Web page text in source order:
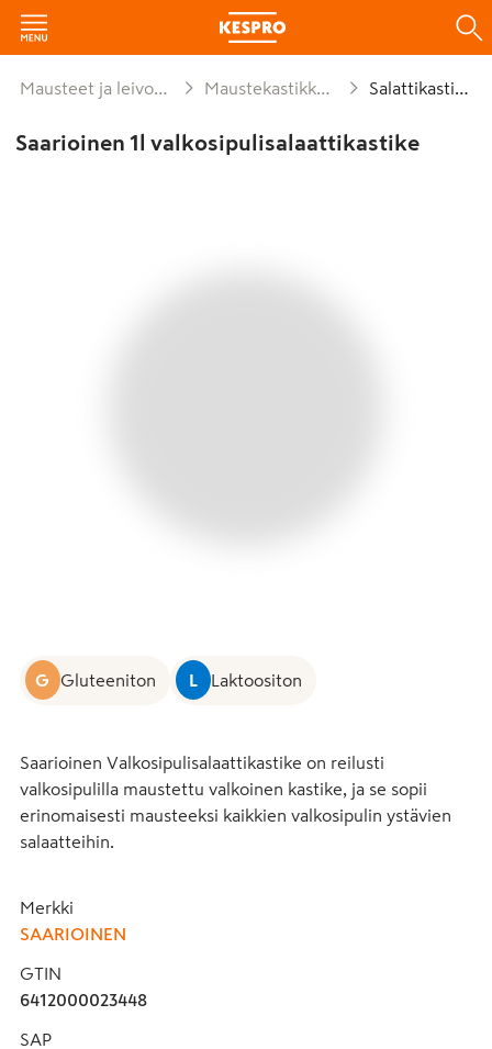
Mausteet ja leivonta Maustekastikkeet Salattikastike
Saarioinen 1l valkosipulisalaattikastike
G Gluteeniton L Laktoositon
Saarioinen Valkosipulisalaattikastike on reilusti
valkosipulilla maustettu valkoinen kastike, ja se sopii
erinomaisesti mausteeksi kaikkien valkosipulin ystävien
salaatteihin.
Merkki
SAARIOINEN
GTIN
6412000023448
SAP